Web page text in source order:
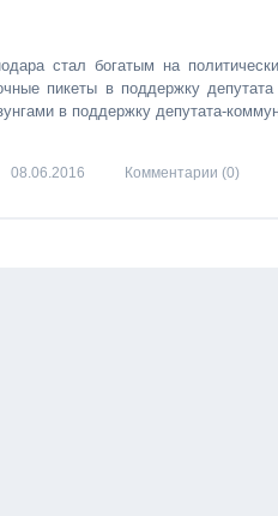
стал богатым на
пикеты в поддержку
в поддержку депутата-
08.06.2016 Комментарии (0)